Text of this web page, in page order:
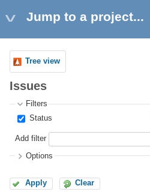
Jump to a project...
Tree view
Issues
Filters
Status
Add filter
Options
Apply Clear